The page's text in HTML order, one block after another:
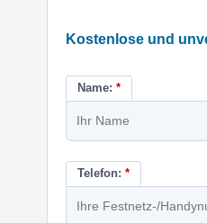
Kostenlose und
Name: *
Telefon: *